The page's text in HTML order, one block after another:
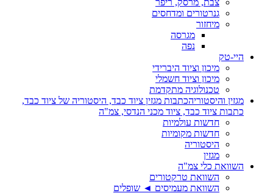
צבת, מרסק, ריפר
גנרטורים ומדחסים
מיחזור
מגרסה
נפה
היי-טק
מיכון וציוד היברידי
מיכון וציוד חשמלי
טכנולוגיה מתקדמת
מגזין והיסטוריהכתבות מגזין ציוד כבד, היסטוריה של ציוד כבד,
כתבות ציוד כבד, ציוד מכני הנדסי, צמ"ה
חדשות עולמיות
חדשות מקומיות
היסטוריה
מגזין
השוואת כלי צמ"ה
השוואת טרקטורים
השוואת מעמיסים ◄ שופלים